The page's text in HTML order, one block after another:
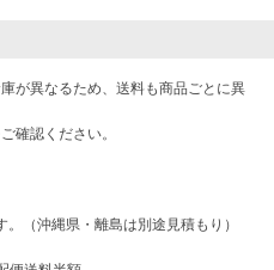
が異なるため、送料も商品ごとに異
確認ください。
（沖縄県・離島は別途見積もり）